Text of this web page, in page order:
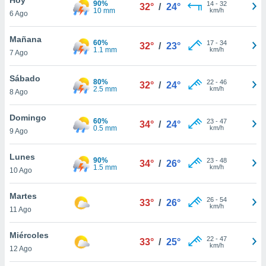
en
más
nuestra
de
cookies
aceptar
6 Ago
90%
10 mm
32° / 24° 14- 32
km/h
Mañana
7 Ago
60%
1.1 mm
32° / 23° 17- 34
km/h
Sábado
8 Ago
80%
2.5 mm
32° / 24° 22- 46
km/h
Domingo
9 Ago
60%
0.5 mm
34° / 24° 23- 47
km/h
Lunes
10 Ago
90%
1.5 mm
34° / 26° 23- 48
km/h
Martes
11 Ago
33° / 26° 26- 54
km/h
Miércoles
12 Ago
33° / 25° 22- 47
km/h